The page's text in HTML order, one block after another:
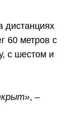
дистанциях
60 метров с
с шестом и
, –